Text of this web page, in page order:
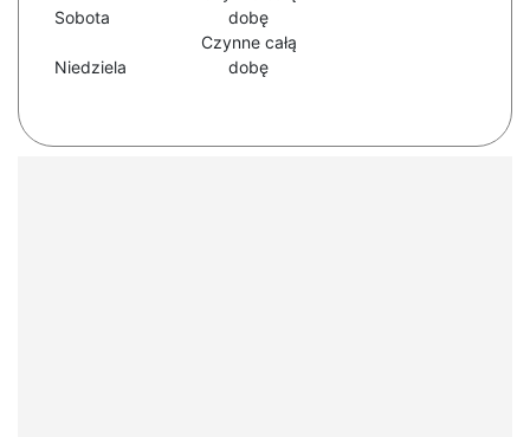
Sobota
dobę
Niedziela
Czynne całą
dobę